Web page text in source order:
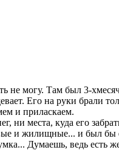
не могу. Там был 3-
Его на руки брали
и приласкаем.
места, куда его
и жилищные... и был
Думаешь, ведь